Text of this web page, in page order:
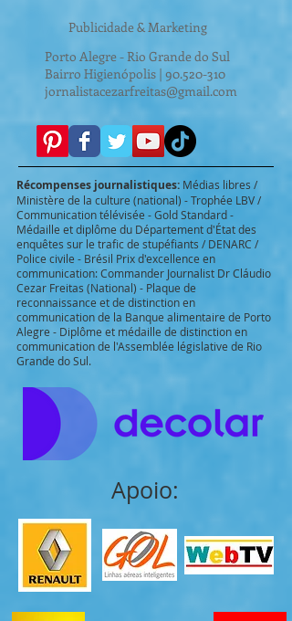
Publicidade & Marketing
Porto Alegre - Rio Grande do Sul
Bairro Higienópolis | 90.520-310
jornalistacezarfreitas@gmail.com
Récompenses journalistiques: Médias libres /
Ministère de la culture (national) - Trophée LBV /
Communication télévisée - Gold Standard -
Médaille et diplôme du Département d'État des
enquêtes sur le trafic de stupéfiants / DENARC /
Police civile - Brésil Prix d'excellence en
communication: Commander Journalist Dr Cláudio
Cezar Freitas (National) - Plaque de
reconnaissance et de distinction en
communication de la Banque alimentaire de Porto
Alegre - Diplôme et médaille de distinction en
communication de l'Assemblée législative de Rio
Grande do Sul.
Apoio: